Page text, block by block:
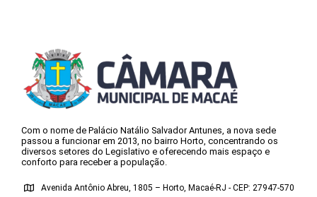
Com o nome de Palácio Natálio Salvador Antunes, a nova sede
passou a funcionar em 2013, no bairro Horto, concentrando os
diversos setores do Legislativo e oferecendo mais espaço e
conforto para receber a população.
Avenida Antônio Abreu, 1805 – Horto, Macaé-RJ - CEP: 27947-570